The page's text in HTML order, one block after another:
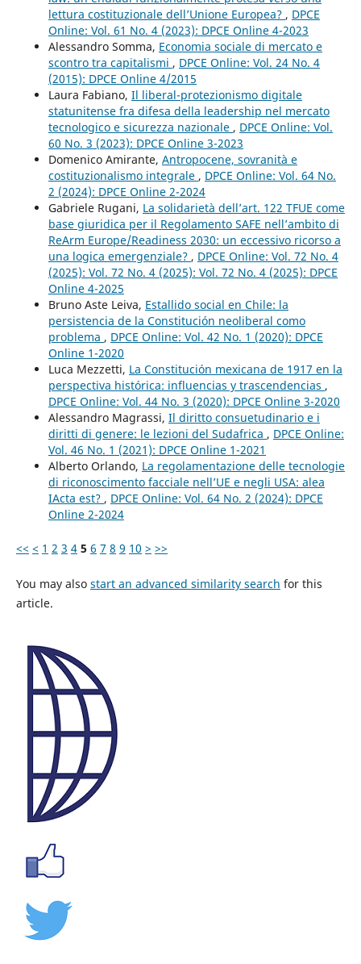
lettura costituzionale dell’Unione Europea? , DPCE
Online: Vol. 61 No. 4 (2023): DPCE Online 4-2023
Alessandro Somma, Economia sociale di mercato e
scontro tra capitalismi , DPCE Online: Vol. 24 No. 4
(2015): DPCE Online 4/2015
Laura Fabiano, Il liberal-protezionismo digitale
statunitense fra difesa della leadership nel mercato
tecnologico e sicurezza nazionale , DPCE Online: Vol.
60 No. 3 (2023): DPCE Online 3-2023
Domenico Amirante, Antropocene, sovranità e
costituzionalismo integrale , DPCE Online: Vol. 64 No.
2 (2024): DPCE Online 2-2024
Gabriele Rugani, La solidarietà dell’art. 122 TFUE come
base giuridica per il Regolamento SAFE nell’ambito di
ReArm Europe/Readiness 2030: un eccessivo ricorso a
una logica emergenziale? , DPCE Online: Vol. 72 No. 4
(2025): Vol. 72 No. 4 (2025): Vol. 72 No. 4 (2025): DPCE
Online 4-2025
Bruno Aste Leiva, Estallido social en Chile: la
persistencia de la Constitución neoliberal como
problema , DPCE Online: Vol. 42 No. 1 (2020): DPCE
Online 1-2020
Luca Mezzetti, La Constitución mexicana de 1917 en la
perspectiva histórica: influencias y trascendencias ,
DPCE Online: Vol. 44 No. 3 (2020): DPCE Online 3-2020
Alessandro Magrassi, Il diritto consuetudinario e i
diritti di genere: le lezioni del Sudafrica , DPCE Online:
Vol. 46 No. 1 (2021): DPCE Online 1-2021
Alberto Orlando, La regolamentazione delle tecnologie
di riconoscimento facciale nell’UE e negli USA: alea
IActa est? , DPCE Online: Vol. 64 No. 2 (2024): DPCE
Online 2-2024
<< < 1 2 3 4 5 6 7 8 9 10 > >>
You may also start an advanced similarity search for this
article.